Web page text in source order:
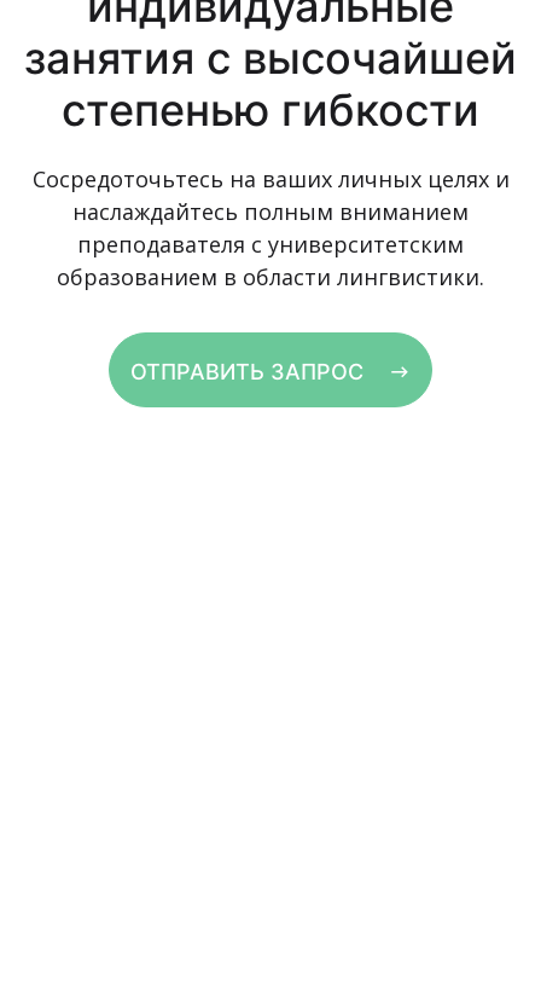
занятия с высочайшей
степенью гибкости
Сосредоточьтесь на ваших личных целях и
наслаждайтесь полным вниманием
преподавателя с университетским
образованием в области лингвистики.
ОТПРАВИТЬ ЗАПРОС